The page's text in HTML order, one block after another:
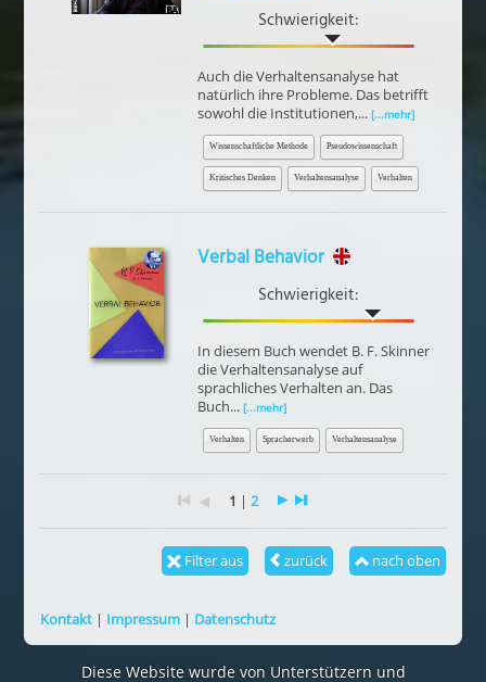
Schwierigkeit:
Auch die Verhaltensanalyse hat
natürlich ihre Probleme. Das betrifft
sowohl die Institutionen,... [...mehr]
Wissenschaftliche Methode Pseudowissenschaft
Kritisches Denken Verhaltensanalyse Verhalten
Verbal Behavior
Schwierigkeit:
In diesem Buch wendet B. F. Skinner
die Verhaltensanalyse auf
sprachliches Verhalten an. Das
Buch... [...mehr]
Verhalten Spracherwerb Verhaltensanalyse
1 | 2
nach oben
zurück
Filter aus
Kontakt | Impressum | Datenschutz
Diese Website wurde von Unterstützern und